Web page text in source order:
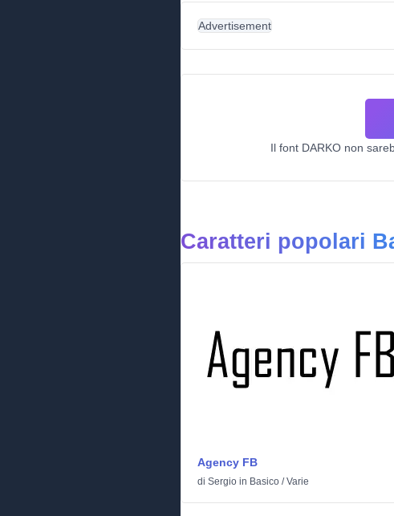
Advertisement
Il font DARKO non
Caratteri popolari
Agency FB
di Sergio in Basico /Varie